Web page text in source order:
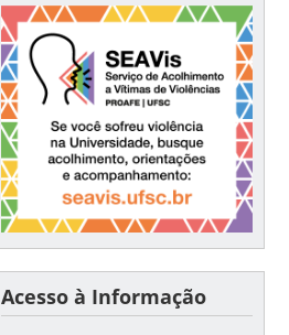
Acesso à Informação